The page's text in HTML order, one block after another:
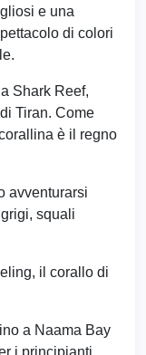
e una
di colori
Shark Reef,
Tiran. Come
è il regno
avventurarsi
squali
il corallo di
a Naama Bay